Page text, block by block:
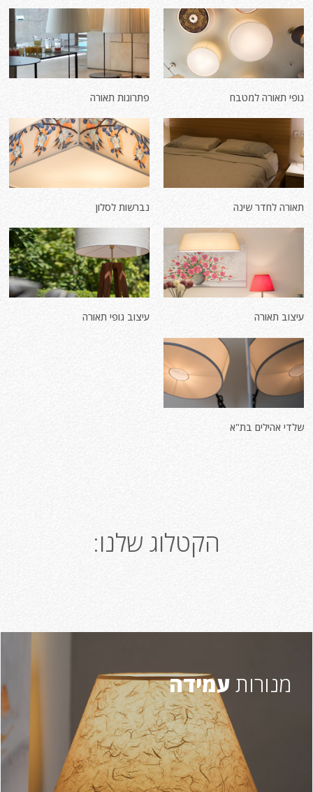
גופי תאורה למטבח פתרונות תאורה
תאורה לחדר שינה נברשות לסלון
עיצוב תאורה עיצוב גופי תאורה
שלדי אהילים בת"א
הקטלוג שלנו:
מנורותעמידה